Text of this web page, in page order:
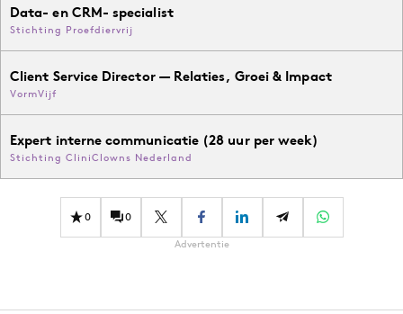
Data- en CRM- specialist
Stichting Proefdiervrij
Client Service Director — Relaties, Groei & Impact
VormVijf
Expert interne communicatie (28 uur per week)
Stichting CliniClowns Nederland
0 0
Advertentie